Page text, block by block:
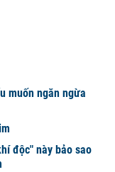
muốn ngăn ngừa
độc" này bảo sao